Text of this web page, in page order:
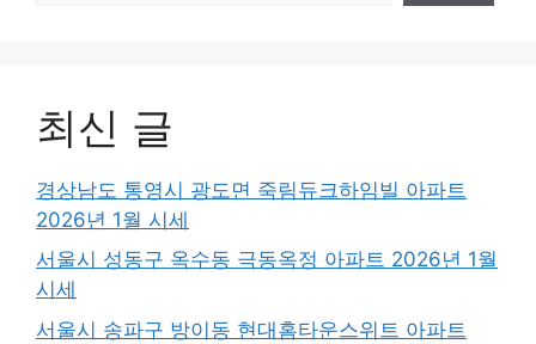
최신 글
경상남도 통영시 광도면 죽림듀크하임빌 아파트
2026년 1월 시세
서울시 성동구 옥수동 극동옥정 아파트 2026년 1월
시세
서울시 송파구 방이동 현대홈타운스위트 아파트